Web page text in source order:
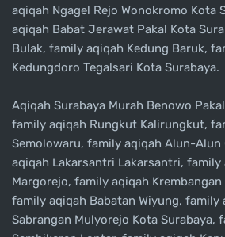
aqiqah Ngagel Rejo Wonokromo Kota
aqiqah Babat Jerawat Pakal Kota
Bulak, family aqiqah Kedung Baruk,
Kedungdoro Tegalsari Kota Surabaya.
Aqiqah Surabaya Murah Benowo
family aqiqah Rungkut Kalirungkut,
Semolowaru, family aqiqah Alun-
aqiqah Lakarsantri Lakarsantri, family
Margorejo, family aqiqah Krembangan
family aqiqah Babatan Wiyung, family
Sabrangan Mulyorejo Kota Surabaya,